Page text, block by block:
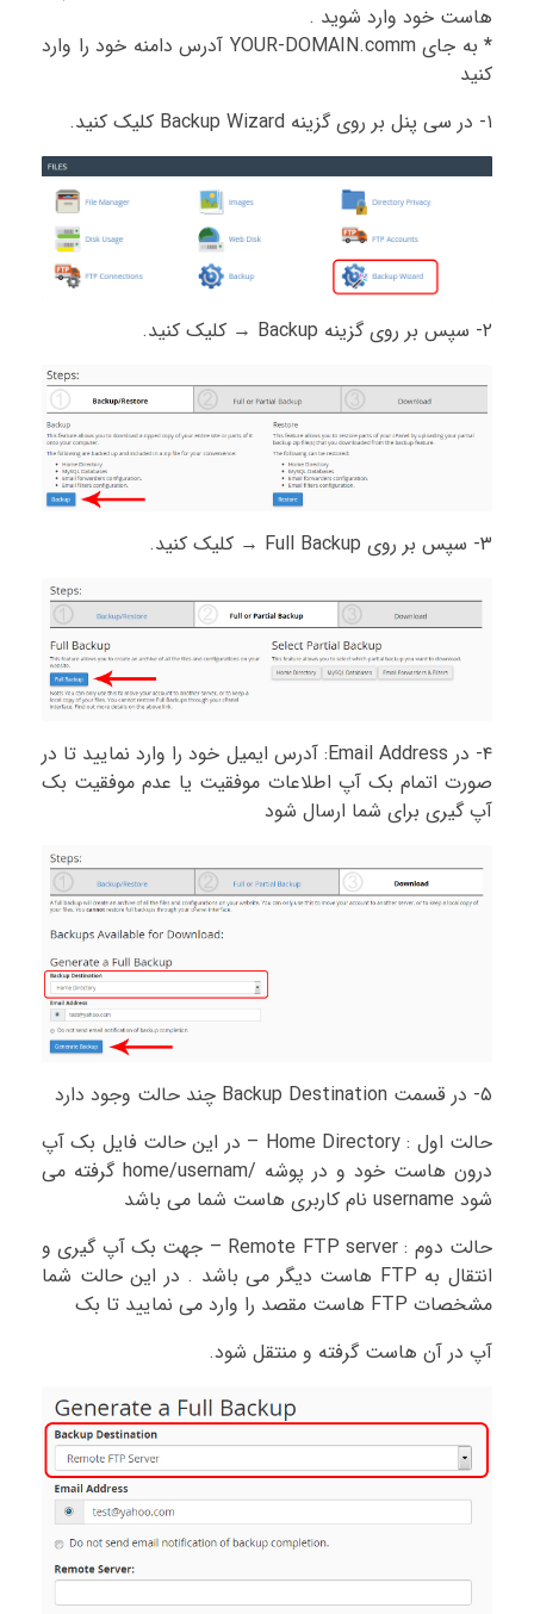
هاست خود وارد شوید .
*
به جای YOUR-DOMAIN.comm آدرس دامنه خود را وارد
کنید
۱- در سی پنل بر روی گزینه Backup Wizard کلیک کنید.
۲- سپس بر روی گزینه Backup → کلیک کنید.
۳- سپس بر روی Full Backup → کلیک کنید.
۴- در Email Address: آدرس ایمیل خود را وارد نمایید تا در
صورت اتمام بک آپ اطلاعات موفقیت یا عدم موفقیت بک
آپ گیری برای شما ارسال شود
۵- در قسمت Backup Destination چند حالت وجود دارد
حالت اول : Home Directory – در این حالت فایل بک آپ
درون هاست خود و در پوشه /home/usernam گرفته می
شود username نام کاربری هاست شما می باشد
حالت دوم : Remote FTP server – جهت بک آپ گیری و
انتقال به FTP هاست دیگر می باشد . در این حالت شما
مشخصات FTP هاست مقصد را وارد می نمایید تا بک
آپ در آن هاست گرفته و منتقل شود.